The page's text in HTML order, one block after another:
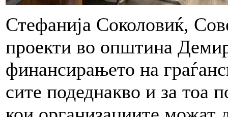
Стефанија Соколовиќ,
проекти во општина
финансирањето на
сите подеднакво и за тоа